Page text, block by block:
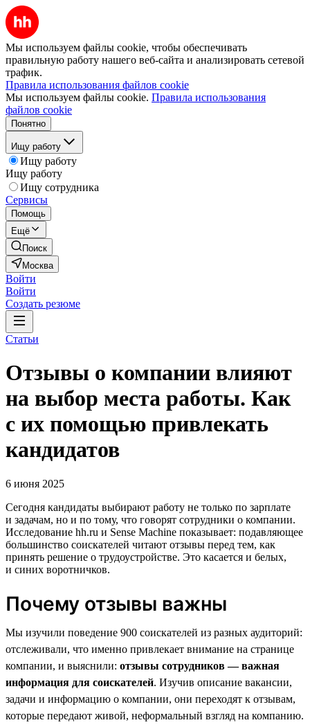
Мы используем файлы cookie, чтобы обеспечивать
правильную работу нашего веб-сайта и анализировать сетевой
трафик.
Правила использования файлов cookie
Мы используем файлы cookie. Правила использования
файлов cookie
Понятно
Ищу работу
Ищу работу
Ищу работу
Ищу сотрудника
Сервисы
Помощь
Ещё
Поиск
Москва
Войти
Войти
Создать резюме
Статьи
Отзывы о компании влияют
на выбор места работы. Как
с их помощью привлекать
кандидатов
6 июня 2025
Сегодня кандидаты выбирают работу не только по зарплате
и задачам, но и по тому, что говорят сотрудники о компании.
Исследование hh.ru и Sense Machine показывает: подавляющее
большинство соискателей читают отзывы перед тем, как
принять решение о трудоустройстве. Это касается и белых,
и синих воротничков.
Почему отзывы важны
Мы изучили поведение 900 соискателей из разных аудиторий:
отслеживали, что именно привлекает внимание на странице
компании, и выяснили: отзывы сотрудников — важная
информация для соискателей. Изучив описание вакансии,
задачи и информацию о компании, они переходят к отзывам,
которые передают живой, неформальный взгляд на компанию.